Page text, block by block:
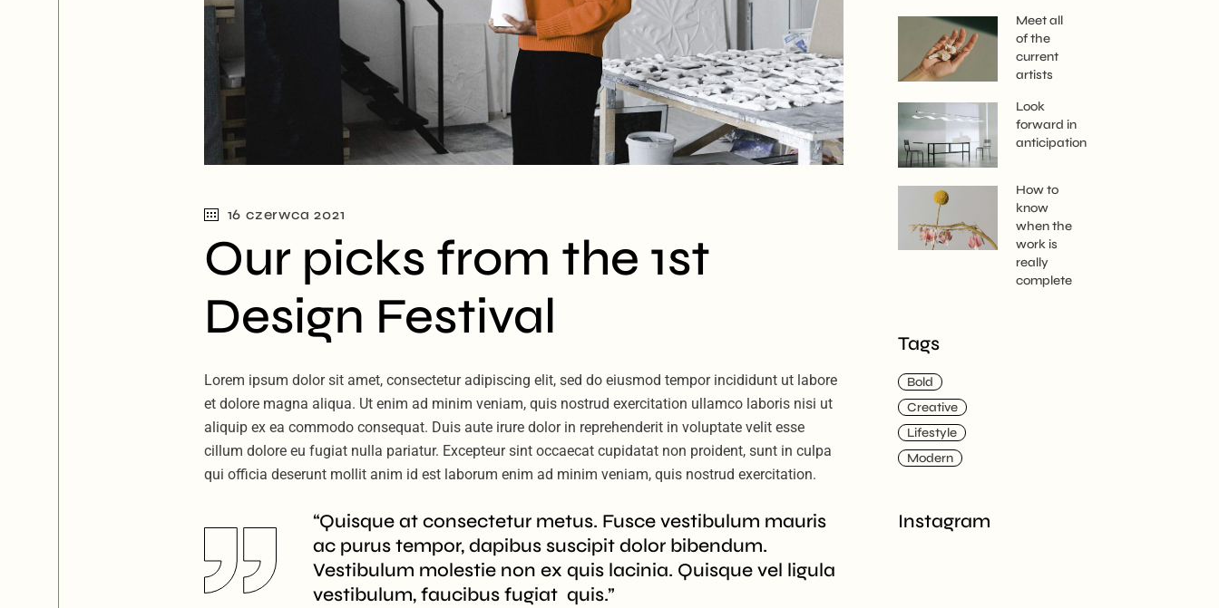
16 czerwca 2021
Our picks from the 1st
Design Festival
Lorem ipsum dolor sit amet, consectetur adipiscing elit, sed do eiusmod tempor incididunt ut labore
et dolore magna aliqua. Ut enim ad minim veniam, quis nostrud exercitation ullamco laboris nisi ut
aliquip ex ea commodo consequat. Duis aute irure dolor in reprehenderit in voluptate velit esse
cillum dolore eu fugiat nulla pariatur. Excepteur sint occaecat cupidatat non proident, sunt in culpa
qui officia deserunt mollit anim id est laborum enim ad minim veniam, quis nostrud exercitation.
“Quisque at consectetur metus. Fusce vestibulum mauris
ac purus tempor, dapibus suscipit dolor bibendum.
Vestibulum molestie non ex quis lacinia. Quisque vel ligula
vestibulum, faucibus fugiat quis.”
Meet all
of the
current
artists
Look
forward in
anticipation
How to
know
when the
work is
really
complete
Tags
Bold
Creative
Lifestyle
Modern
Instagram